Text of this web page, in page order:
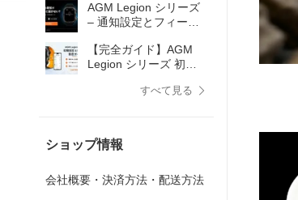
AGM Legion シリーズ
– 通知設定とフィード
【完全ガイド】AGM
Legion シリーズ 初期
すべて見る
ショップ情報
会社概要・決済方法・配送方法